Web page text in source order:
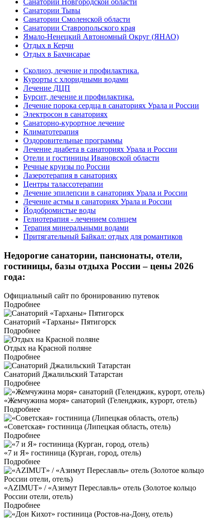
Санатории Новгородской области
Санатории Тывы
Санатории Смоленской области
Санатории Ставропольского края
Ямало-Ненецкий Автономный Округ (ЯНАО)
Отдых в Керчи
Отдых в Бахчисарае
Сколиоз, лечение и профилактика.
Курорты с хлоридными водами
Лечение ДЦП
Бурсит, лечение и профилактика.
Лечение порока сердца в санаториях Урала и России
Электросон в санаториях
Санаторно-курортное лечение
Климатотерапия
Оздоровительные программы
Лечение диабета в санаториях Урала и России
Отели и гостиницы Ивановской области
Речные круизы по России
Лазеротерапия в санаториях
Центры талассотерапии
Лечение эпилепсии в санаториях Урала и России
Лечение астмы в санаториях Урала и России
Йодобромистые воды
Гелиотерапия - лечением солнцем
Терапия минеральными водами
Притягательный Байкал: отдых для романтиков
Недорогие санатории, пансионаты, отели,
гостиницы, базы отдыха России – цены 2026
года:
Официальный сайт по бронированию путевок
Подробнее
Санаторий «Тарханы» Пятигорск
Подробнее
Отдых на Красной поляне
Подробнее
Санаторий Джалильский Татарстан
Подробнее
«Жемчужина моря» санаторий (Геленджик, курорт, отель)
Подробнее
«Советская» гостиница (Липецкая область, отель)
Подробнее
«7 и Я» гостиница (Курган, город, отель)
Подробнее
«AZIMUT» / «Азимут Переславль» отель (Золотое кольцо
России отели, отель)
Подробнее